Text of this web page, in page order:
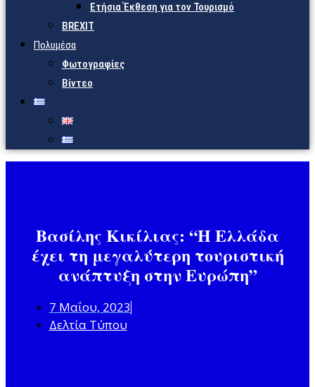
Ετήσια Έκθεση για τον Τουρισμό
BREXIT
Πολυμέσα
Φωτογραφίες
Βίντεο
Βασίλης Κικίλιας: “Η Ελλάδα
έχει τη μεγαλύτερη τουριστική
ανάπτυξη στην Ευρώπη”
7 Μαΐου, 2023
Δελτία Τύπου